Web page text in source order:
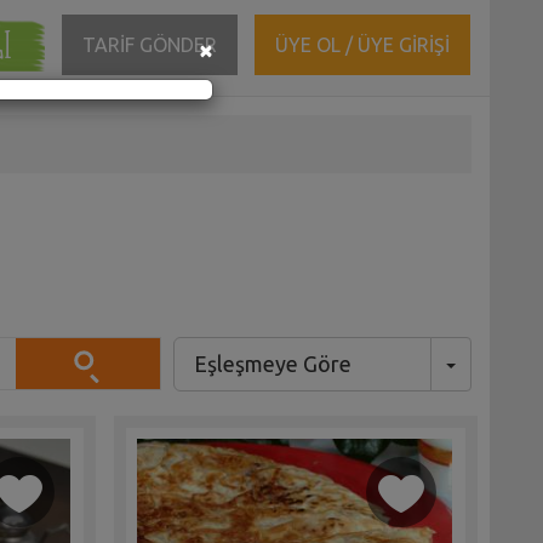
TARİF GÖNDER ÜYE OL / ÜYE GİRİŞİ
Eşleşmeye Göre Toggle
×Close